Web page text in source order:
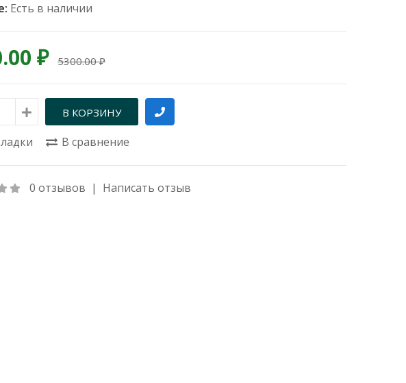
Есть в наличии
₽ 5300.00 ₽
В сравнение
0 отзывов | Написать отзыв